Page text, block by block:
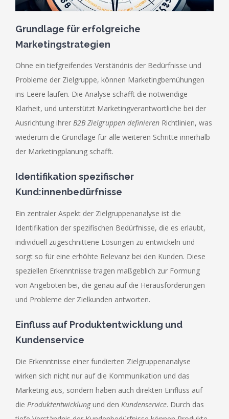
Grundlage für erfolgreiche
Marketingstrategien
Ohne ein tiefgreifendes Verständnis der Bedürfnisse und
Probleme der Zielgruppe, können Marketingbemühungen
ins Leere laufen. Die Analyse schafft die notwendige
Klarheit, und unterstützt Marketingverantwortliche bei der
Ausrichtung ihrer B2B Zielgruppen definieren Richtlinien, was
wiederum die Grundlage für alle weiteren Schritte innerhalb
der Marketingplanung schafft.
Identifikation spezifischer
Kund:innenbedürfnisse
Ein zentraler Aspekt der Zielgruppenanalyse ist die
Identifikation der spezifischen Bedürfnisse, die es erlaubt,
individuell zugeschnittene Lösungen zu entwickeln und
sorgt so für eine erhöhte Relevanz bei den Kunden. Diese
speziellen Erkenntnisse tragen maßgeblich zur Formung
von Angeboten bei, die genau auf die Herausforderungen
und Probleme der Zielkunden antworten.
Einfluss auf Produktentwicklung und
Kundenservice
Die Erkenntnisse einer fundierten Zielgruppenanalyse
wirken sich nicht nur auf die Kommunikation und das
Marketing aus, sondern haben auch direkten Einfluss auf
die Produktentwicklungund den Kundenservice. Durch das